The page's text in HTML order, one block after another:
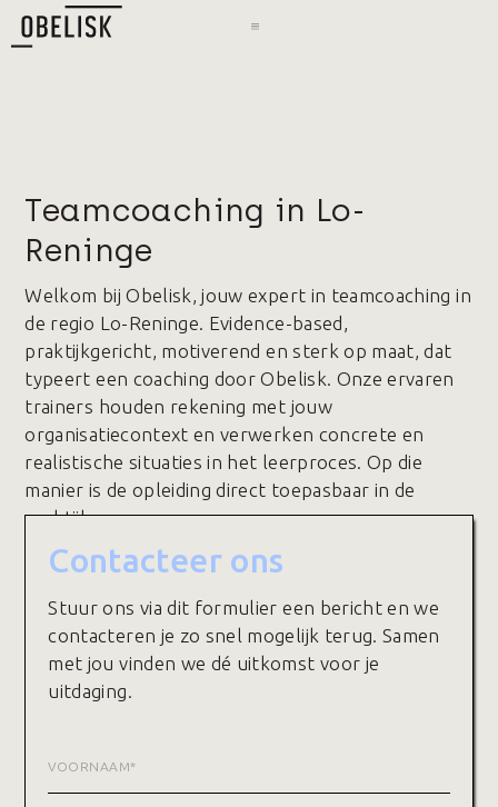
Teamcoaching in Lo-
Reninge
Welkom bij Obelisk, jouw expert in teamcoaching in
de regio Lo-Reninge. Evidence-based,
praktijkgericht, motiverend en sterk op maat, dat
typeert een coaching door Obelisk. Onze ervaren
trainers houden rekening met jouw
organisatiecontext en verwerken concrete en
realistische situaties in het leerproces. Op die
manier is de opleiding direct toepasbaar in de
praktijk.
Contacteer ons
Stuur ons via dit formulier een bericht en we
contacteren je zo snel mogelijk terug. Samen
met jou vinden we dé uitkomst voor je
uitdaging.